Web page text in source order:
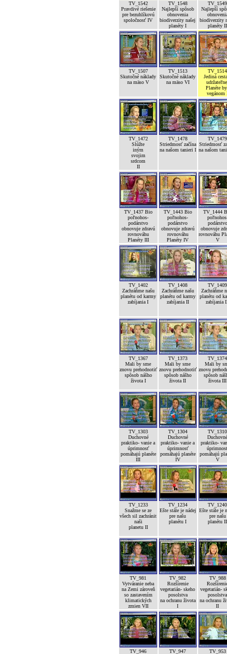
TV_1542
Pravdivé riešenie
pre bezuhlíkovú
spoločnosť IV
TV_1548
Najlepší spôsob
obnovenia
biodiverzity našej
planéty I
TV_1549
Najlepší
biodiverzity
planéty II
TV_1507
Skutočné náklady
na mäso V
TV_1513
Skutočné náklady
na mäso VI
TV_1514
Jediná
Planéte
vegánom
TV_1472
Slúžte
iným
svojim
srdcom
II
TV_1478
Striedmosť začína
na našom tanieri I
TV_1479
Striedmosť
na našom
TV_1437 Bio
poľnohos-
podárstvo
obnovuje zdravú
rovnováhu
Planéty III
TV_1443 Bio
poľnohos-
podárstvo
obnovuje zdravú
rovnováhu
Planéty IV
TV_1444
podárstvo
obnovuje
rovnováhu
V
TV_1402
Zachráňme našu
planétu od karmy
zabíjania I
TV_1408
Zachráňme našu
planétu od karmy
zabíjania II
TV_1409
Zachráňme
planétu od
zabíjania
TV_1367
Mali by sme
znovu prehodnotiť
spôsob nášho
života I
TV_1373
Mali by sme
znovu prehodnotiť
spôsob nášho
života II
TV_1374
Mali by
znovu
spôsob
života III
TV_1303
Duchovné
praktiko- vanie a
úprimnosť
pomáhajú planéte
III
TV_1304
Duchovné
praktiko- vanie a
úprimnosť
pomáhajú planéte
IV
TV_1310
praktiko-
pomáhajú
V
TV_1233
Snažme se ze
všech sil zachránit
naši
planetu II
TV_1234
Ešte stále je nádej
pre našu
planétu I
TV_1240
Ešte stále je
pre našu
planétu II
TV_981
Vytváranie neba
na Zemi zároveň
so zastavením
klimatických
zmien VII
TV_982
Rozšírenie
vegetarián- skeho
posolstva
na ochranu života
I
TV_988
vegetarián-
posolstva
na ochranu
II
TV_946 TV_947 TV_953